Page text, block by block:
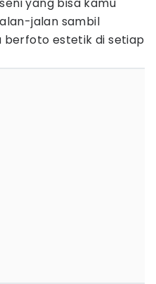
jalan sambil
berfoto estetik di setiap